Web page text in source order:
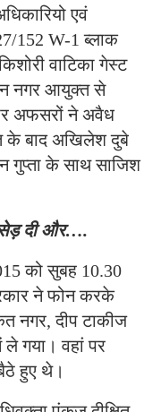
एवं
152 W-1 ब्लाक
वाटिका गेस्ट
नगर आयुक्त से
अफसरों ने अवैध
के बाद अखिलेश दुबे
गुप्ता के साथ साजिश
दी और….
को सुबह 10.30
ने फोन करके
नगर, दीप टाकीज
गया। वहां पर
हुए थे।